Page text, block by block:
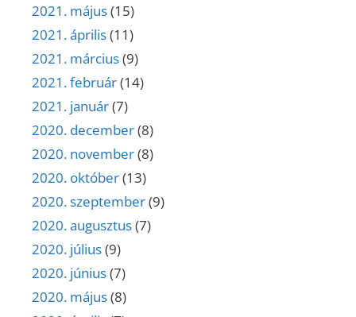
2021. május(15)
2021. április(11)
2021. március(9)
2021. február(14)
2021. január(7)
2020. december(8)
2020. november(8)
2020. október(13)
2020. szeptember(9)
2020. augusztus(7)
2020. július(9)
2020. június(7)
2020. május(8)